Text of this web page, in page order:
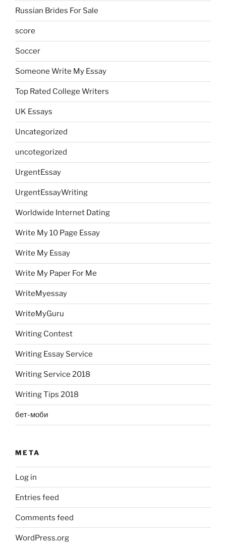
Russian Brides For Sale
score
Soccer
Someone Write My Essay
Top Rated College Writers
UK Essays
Uncategorized
uncotegorized
UrgentEssay
UrgentEssayWriting
Worldwide Internet Dating
Write My 10 Page Essay
Write My Essay
Write My Paper For Me
WriteMyessay
WriteMyGuru
Writing Contest
Writing Essay Service
Writing Service 2018
Writing Tips 2018
бет-моби
META
Log in
Entries feed
Comments feed
WordPress.org